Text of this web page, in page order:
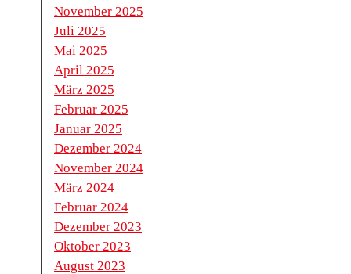
November 2025
Juli 2025
Mai 2025
April 2025
März 2025
Februar 2025
Januar 2025
Dezember 2024
November 2024
März 2024
Februar 2024
Dezember 2023
Oktober 2023
August 2023